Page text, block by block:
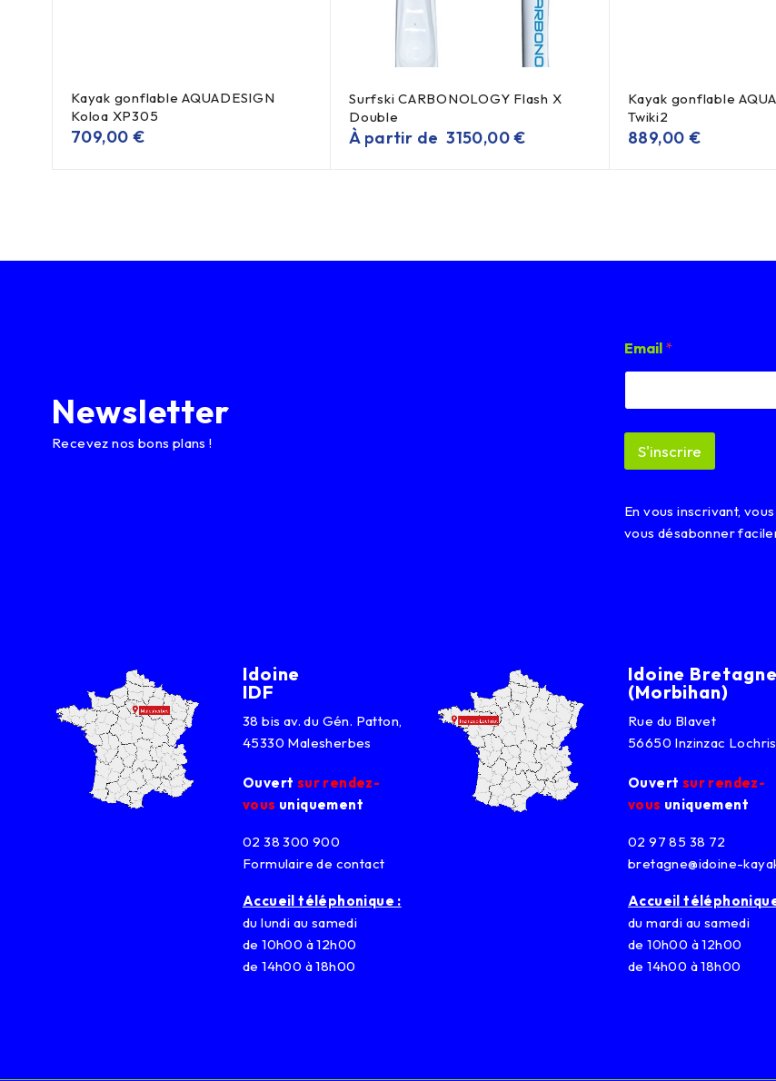
Kayak gonflable AQUADESIGN
Koloa XP305
709,00 €
Surfski CARBONOLOGY Flash X
Double
À partir de3150,00€
Kayak gonflable
Twiki2
889,00 €
Newsletter
Recevez nos bons plans !
E
m
i
*
Email *
S'inscrire
En vous inscrivant,
vous désabonner
Idoine
IDF
38 bis av. du Gén. Patton,
45330 Malesherbes
Ouvert sur rendez-
vous uniquement
02 38 300 900
Formulaire de contact
Accueil téléphonique :
du lundi au samedi
de 10h00 à 12h00
de 14h00 à 18h00
Idoine Bretagne
(Morbihan)
Rue du Blavet
56650 Inzinzac
Ouvert sur rendez-
vous uniquement
02 97 85 38 72
bretagne@idoine-
Accueil
du mardi au samedi
de 10h00 à 12h00
de 14h00 à 18h00